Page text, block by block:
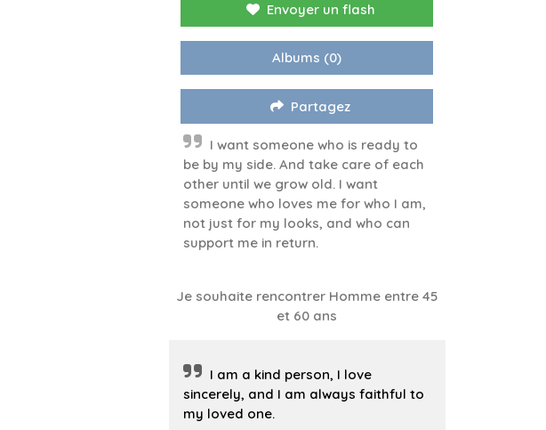
Envoyer un flash
Albums (0)
Partagez
I want someone who is ready to
be by my side. And take care of each
other until we grow old. I want
someone who loves me for who I am,
not just for my looks, and who can
support me in return.
Je souhaite rencontrer Homme entre 45
et 60 ans
I am a kind person, I love
sincerely, and I am always faithful to
my loved one.